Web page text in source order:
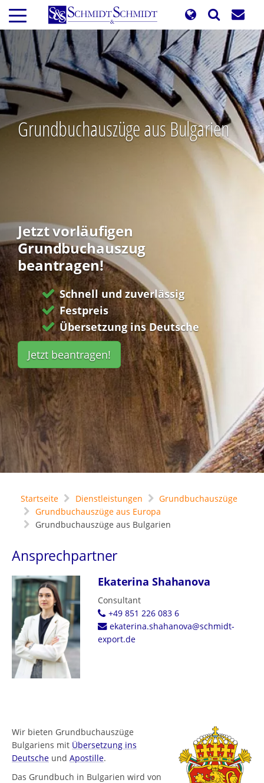
Direkt
zum
Inhalt
Grundbuchauszüge aus Bulgarien
Jetzt vorläufigen
Grundbuchauszug
beantragen!
Schnell und zuverlässig
Festpreis
Übersetzung ins Deutsche
Jetzt beantragen!
Startseite Dienstleistungen
Grundbuchauszüge
Grundbuchauszüge aus Europa
Grundbuchauszüge aus Bulgarien
Ansprechpartner
Ekaterina Shahanova
Consultant
+49 851 226 083 6
ekaterina.shahanova@schmidt-
export.de
Wir bieten Grundbuchauszüge
Bulgariens mit Übersetzung ins
Deutsche und Apostille.
Das Grundbuch in Bulgarien wird von